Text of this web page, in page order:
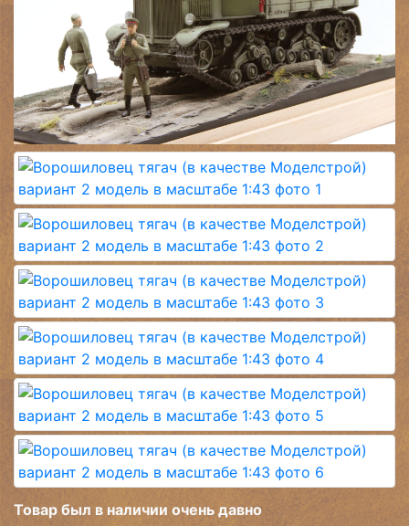
Товар был в наличии очень давно